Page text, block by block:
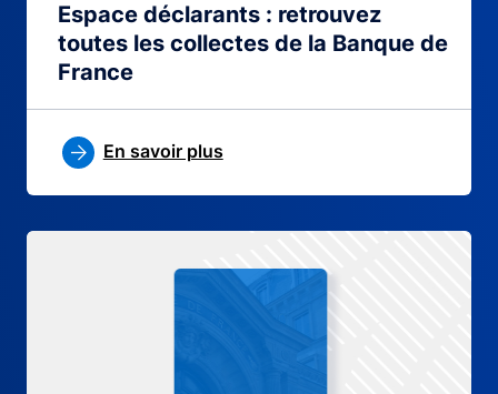
Espace déclarants : retrouvez
toutes les collectes de la Banque de
France
En savoir plus